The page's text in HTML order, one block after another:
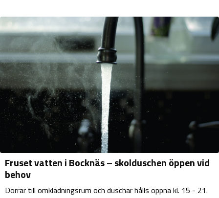
Fruset vatten i Bocknäs – skolduschen öppen vid
behov
Dörrar till omklädningsrum och duschar hålls öppna kl. 15 - 21.